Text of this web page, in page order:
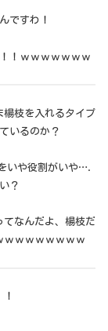
ですわ！
！ｗｗｗｗｗｗｗ
楊枝を入れるタイプ
いるのか？
いや役割がいや….
？
てなんだよ、楊枝だ
ｗｗｗｗｗｗｗｗ